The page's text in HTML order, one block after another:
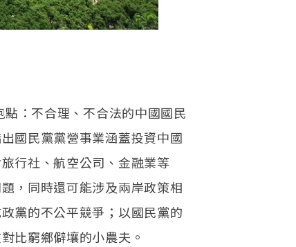
：不合理、不合法的中國國民
國民黨黨營事業涵蓋投資中國
行社、航空公司、金融業等
，同時還可能涉及兩岸政策相
黨的不公平競爭；以國民黨的
比窮鄉僻壤的小農夫。